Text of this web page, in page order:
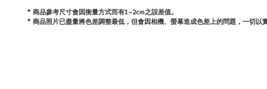
* 商品參考尺寸會因衡量方式而有1~2cm之誤差值。
* 商品照片已盡量將色差調整最低，但會因相機、螢幕造成色差上的問題，一切以